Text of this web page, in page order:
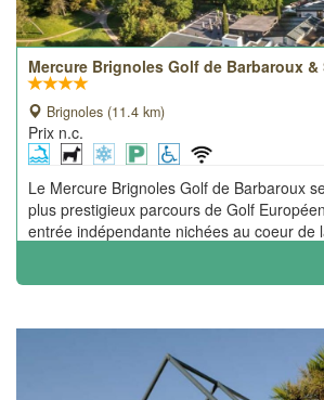
Mercure Brignoles Golf de Barbaroux &
Brignoles (11.4 km)
Prix n.c.
Le Mercure Brignoles Golf de Barbaroux
plus prestigieux parcours de Golf
entrée indépendante nichées au coeur de